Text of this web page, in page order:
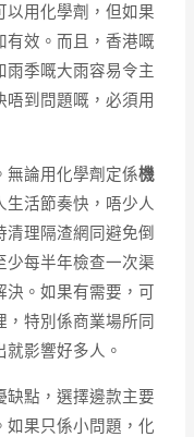
以用化學劑，但如果
有效。而且，香港嘅
季嘅大雨容易令主
到問題嘅，必須用
無論用化學劑定係機
生活節奏快，唔少人
理隔渣網同避免倒
少每半年檢查一次渠
決。如果有需要，可
，特別係商業場所同
影響好多人。
缺點，選擇邊款主要
如果只係小問題，化